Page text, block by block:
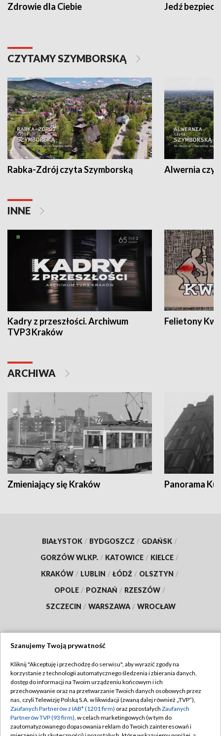
Zdrowie dla Ciebie Jedź
CZYTAMY SZYMBORSKĄ
Rabka-Zdrój czyta Szymborską Alwernia
INNE
Kadry z przeszłości. Archiwum
TVP3 Kraków
Felietony
ARCHIWA
Zmieniający się Kraków Panorama
BIAŁYSTOK / BYDGOSZCZ / GDAŃSK /
GORZÓW WLKP. / KATOWICE / KIELCE /
KRAKÓW / LUBLIN / ŁÓDŹ / OLSZTYN /
OPOLE / POZNAŃ / RZESZÓW /
SZCZECIN / WARSZAWA / WROCŁAW
TVP
Abonament TVP
Emisja w TVP
Centrum informacji TVP
Regulamin TVP
Polityka prywatności
Moje zgody
Szanujemy Twoją prywatność
Kliknij "Akceptuję i przechodzę do serwisu", aby wyrazić zgody na
korzystanie z technologii automatycznego śledzenia i zbierania danych,
dostęp do informacji na Twoim urządzeniu końcowym i ich
przechowywanie oraz na przetwarzanie Twoich danych osobowych przez
nas, czyli Telewizję Polską S.A. w likwidacji (zwaną dalej również „TVP”),
Zaufanych Partnerów z IAB* (1201 firm) oraz pozostałych Zaufanych
Partnerów TVP (93 firm), w celach marketingowych (w tym do
zautomatyzowanego dopasowania reklam do Twoich zainteresowań i